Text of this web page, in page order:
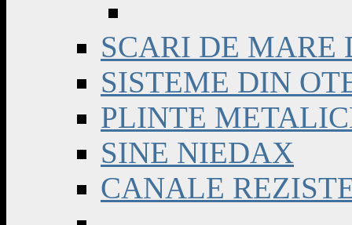
SCARI DE MARE
SISTEME DIN
PLINTE
SINE NIEDAX
CANALE